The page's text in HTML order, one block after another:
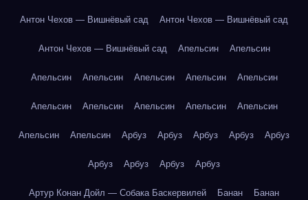
Антон Чехов — Вишнёвый сад Антон Чехов — Вишнёвый сад
Антон Чехов — Вишнёвый сад Апельсин Апельсин
Апельсин Апельсин Апельсин Апельсин Апельсин
Апельсин Апельсин Апельсин Апельсин Апельсин
Апельсин Апельсин Арбуз Арбуз Арбуз Арбуз Арбуз
Арбуз Арбуз Арбуз Арбуз
Артур Конан Дойл — Собака Баскервилей Банан Банан